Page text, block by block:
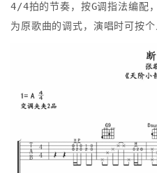
4/4拍的节奏，按G调指法编配
为原歌曲的调式，演唱时可按